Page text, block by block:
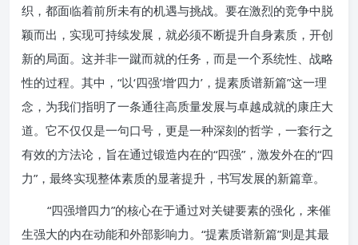
织，都面临着前所未有的机遇与挑战。要在激烈的竞争中脱
颖而出，实现可持续发展，就必须不断提升自身素质，开创
新的局面。这并非一蹴而就的任务，而是一个系统性、战略
性的过程。其中，“以‘四强’增‘四力’，提素质谱新篇”这一理
念，为我们指明了一条通往高质量发展与卓越成就的康庄大
道。它不仅仅是一句口号，更是一种深刻的哲学，一套行之
有效的方法论，旨在通过锻造内在的“四强”，激发外在的“四
力”，最终实现整体素质的显著提升，书写发展的新篇章。
“四强增四力”的核心在于通过对关键要素的强化，来催
生强大的内在动能和外部影响力。“提素质谱新篇”则是其最